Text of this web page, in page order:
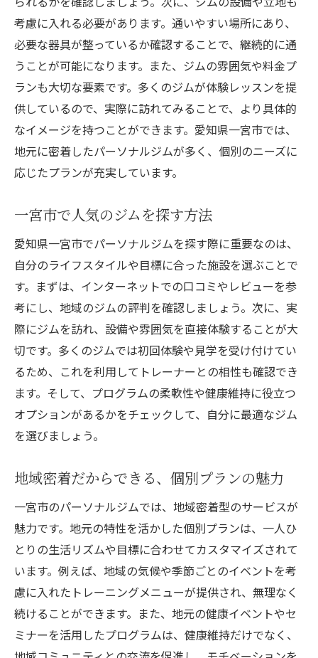
生活全般への影響とその具体例
継続がもたらす身体的変化とは
ジム通いが日常に与えるポジティブな影響
愛知県一宮市の地域密着プログラムで運動を楽
しく続ける秘訣
地域イベントを活用した運動の楽しみ方
一宮市の特長を生かした特別プログラム
ィ
地域のサポートを受けられる利点
地元の名所を巡るフィットネスツアー
友人と楽しむ共同トレーニングのすすめ
50代からの運動はパーソナルジムで！愛知県一
宮市で始める第一歩
ジムデビューを成功させるための準備
初めてのトレーニングの流れを知ろう
入会前に確認すべきジムの設備
安心して通える環境を整える方法
50代からでも安心して始められる理由
地域に根付いたパーソナルジムで50代からの新
しい健康習慣を実現
地域密着型ジムがもたらす安心感
地域の健康意識向上への貢献
地元情報を活用したトレーニング方法
地域資源を活かしたフィットネスプラン
一宮市での健康活動のフィードバック
考慮に入れる必要があります。通いやすい場所にあり、
必要な器具が整っているか確認することで、継続的に通
うことが可能になります。また、ジムの雰囲気や料金プ
ランも大切な要素です。多くのジムが体験レッスンを提
供しているので、実際に訪れてみることで、より具体的
なイメージを持つことができます。愛知県一宮市では、
地元に密着したパーソナルジムが多く、個別のニーズに
応じたプランが充実しています。
一宮市で人気のジムを探す方法
愛知県一宮市でパーソナルジムを探す際に重要なのは、
自分のライフスタイルや目標に合った施設を選ぶことで
す。まずは、インターネットでの口コミやレビューを参
考にし、地域のジムの評判を確認しましょう。次に、実
際にジムを訪れ、設備や雰囲気を直接体験することが大
切です。多くのジムでは初回体験や見学を受け付けてい
るため、これを利用してトレーナーとの相性も確認でき
ます。そして、プログラムの柔軟性や健康維持に役立つ
オプションがあるかをチェックして、自分に最適なジム
を選びましょう。
地域密着だからできる、個別プランの魅力
一宮市のパーソナルジムでは、地域密着型のサービスが
魅力です。地元の特性を活かした個別プランは、一人ひ
とりの生活リズムや目標に合わせてカスタマイズされて
います。例えば、地域の気候や季節ごとのイベントを考
慮に入れたトレーニングメニューが提供され、無理なく
続けることができます。また、地元の健康イベントやセ
ミナーを活用したプログラムは、健康維持だけでなく、